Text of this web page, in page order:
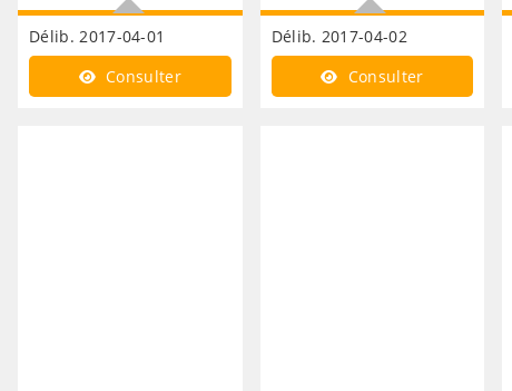
Délib. 2017-04-01
Règlement intérieur
adoption
Consulter
Délib. 2017-04-02
Compétences restitution
Consulter